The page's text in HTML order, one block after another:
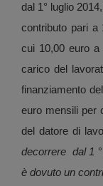
dal 1° luglio
contributo pari a
cui 10,00 euro
carico del
finanziamento
euro mensili per
del datore di
decorrere dal 1
è dovuto un